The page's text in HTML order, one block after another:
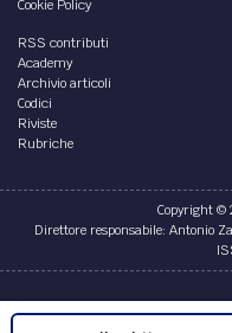
Un progetto fotografico
amarezza e che ritrae
Imola.
diMassimo Golfieri